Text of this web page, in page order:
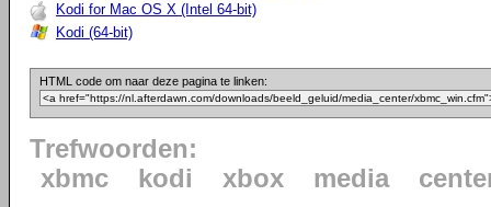
Kodi for Mac OS X (Intel 64-bit)
Kodi (64-bit)
HTML code om naar deze pagina te linken:
Trefwoorden:
xbmc
kodi xbox media